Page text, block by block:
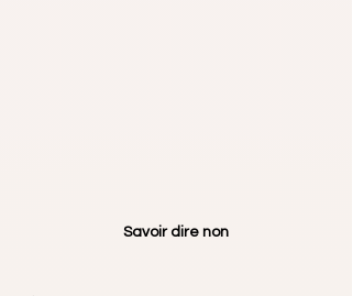
Savoir dire non